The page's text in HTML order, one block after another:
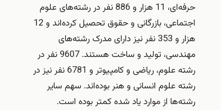
حرفه‌ای، 11 هزار و 886 نفر در رشته‌های علوم
اجتماعی، بازرگانی و حقوق تحصیل کرده‌اند و 12
هزار و 353 نفر نیز دارای مدرک رشته‌های
مهندسی، تولید و ساخت هستند. 9607 نفر در
رشته علوم، ریاضی و کامپیوتر و 6781 نفر نیز در
رشته علوم انسانی و هنر بوده‌اند. سهم سایر
رشته‌ها از موارد یاد شده کمتر بوده است.